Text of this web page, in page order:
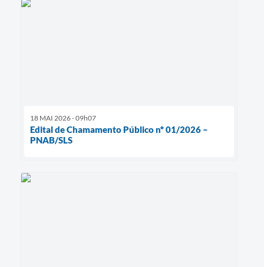
18 MAI 2026 - 09h07
Edital de Chamamento Público nº 01/2026 –
PNAB/SLS